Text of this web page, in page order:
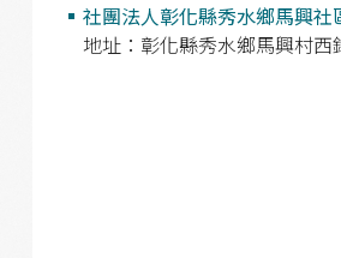
社團法人彰化縣秀水鄉馬興社
地址：彰化縣秀水鄉馬興村西